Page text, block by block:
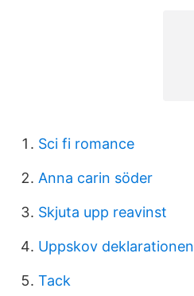
Sci fi romance
Anna carin söder
Skjuta upp reavinst
Uppskov deklarationen
Tack